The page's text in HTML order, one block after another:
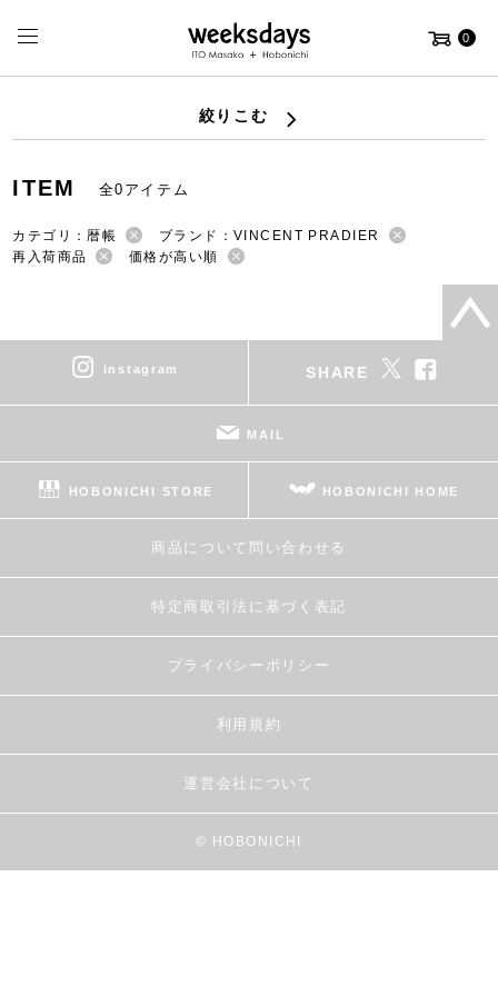
0
絞りこむ
ITEM 全0アイテム
カテゴリ：暦帳
ブランド：VINCENT PRADIER
再入荷商品
価格が高い順
instagram SHARE
MAIL
HOBONICHI STORE HOBONICHI HOME
商品について問い合わせる
特定商取引法に基づく表記
プライバシーポリシー
利用規約
運営会社について
© HOBONICHI